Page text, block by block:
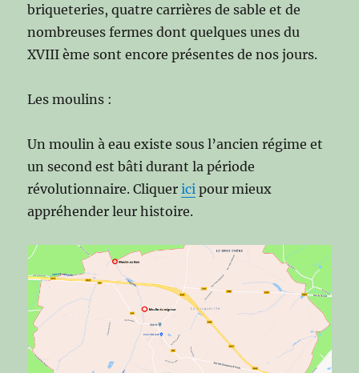
briqueteries, quatre carrières de sable et de
nombreuses fermes dont quelques unes du
XVIII ème sont encore présentes de nos jours.
Les moulins :
Un moulin à eau existe sous l’ancien régime et
un second est bâti durant la période
révolutionnaire. Cliquerici pour mieux
appréhender leur histoire.